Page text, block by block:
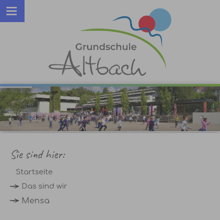
Sie sind hier:
Startseite
Das sind wir
Mensa